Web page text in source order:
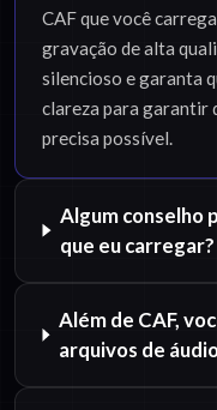
CAF que você
gravação de alta
silencioso e garanta
clareza para garantir
precisa possível.
Algum conselho
que eu carregar?
Além de CAF,
arquivos de